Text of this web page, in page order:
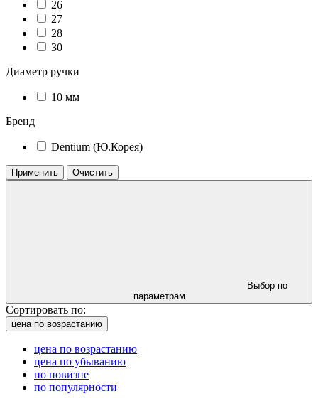
26
27
28
30
Диаметр ручки
10 мм
Бренд
Dentium (Ю.Корея)
Применить Очистить
Выбор по
параметрам
Сортировать по:
цена по возрастанию
цена по возрастанию
цена по убыванию
по новизне
по популярности